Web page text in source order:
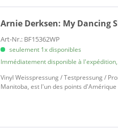
Arnie Derksen: My Dancing
Art-Nr.: BF15362WP
seulement 1x disponibles
Immédiatement disponible à
Vinyl Weisspressung / Testpressung /
Manitoba, est l'un des points